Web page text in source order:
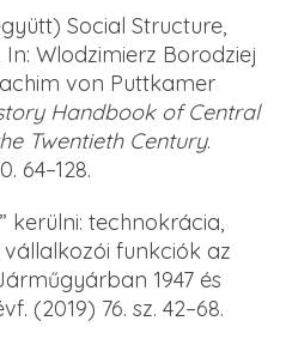
Social Structure,
Wlodzimierz Borodziej
von Puttkamer
Handbook of Central
Twentieth Century.
64–128.
kerülni: technokrácia,
funkciók az
1947 és
(2019) 76. sz. 42–68.